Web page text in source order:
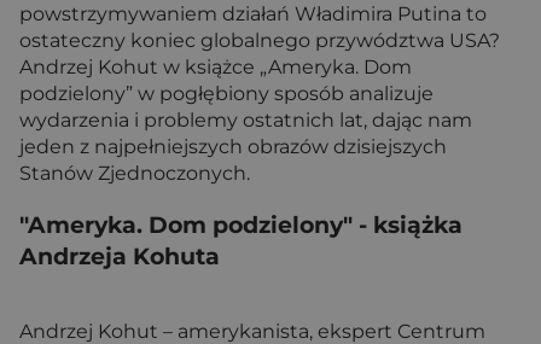
powstrzymywaniem działań Władimira Putina to
ostateczny koniec globalnego przywództwa USA?
Andrzej Kohut w książce „Ameryka. Dom
podzielony” w pogłębiony sposób analizuje
wydarzenia i problemy ostatnich lat, dając nam
jeden z najpełniejszych obrazów dzisiejszych
Stanów Zjednoczonych.
"Ameryka. Dom podzielony" - książka
Andrzeja Kohuta
Andrzej Kohut – amerykanista, ekspert Centrum